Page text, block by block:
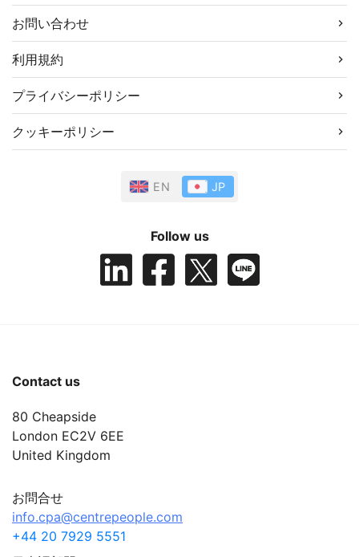
お問い合わせ
利用規約
プライバシーポリシー
クッキーポリシー
EN JP
Follow us
Contact us
80 Cheapside
London EC2V 6EE
United Kingdom
お問合せ
info.cpa@centrepeople.com
+44 20 7929 5551